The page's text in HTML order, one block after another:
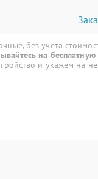
без учета
на бесплатную
и укажем на